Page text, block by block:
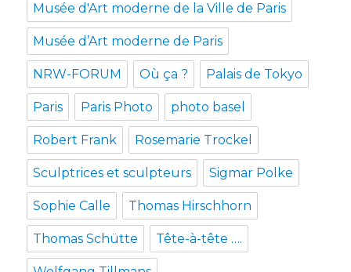
Musée d'Art moderne de la Ville de Paris
Musée d’Art moderne de Paris
NRW-FORUM Où ça ? Palais de Tokyo
Paris Paris Photo photo basel
Robert Frank Rosemarie Trockel
Sculptrices et sculpteurs Sigmar Polke
Sophie Calle Thomas Hirschhorn
Thomas Schütte Tête-à-tête ….